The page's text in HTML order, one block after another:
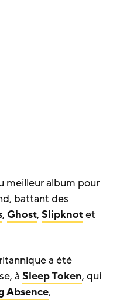
meilleur album pour
battant des
, Ghost, Slipknotet
a été
à Sleep Token, qui
Absence,